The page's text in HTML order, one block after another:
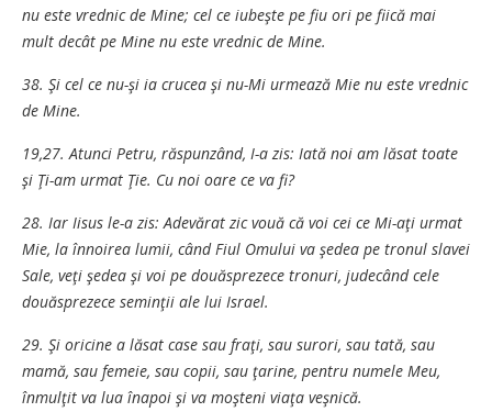
nu este vrednic de Mine; cel ce iubeşte pe fiu ori pe fiică mai
mult decât pe Mine nu este vrednic de Mine.
38. Şi cel ce nu-şi ia crucea şi nu-Mi urmează Mie nu este vrednic
de Mine.
19,27. Atunci Petru, răspunzând, I-a zis: Iată noi am lăsat toate
şi Ţi-am urmat Ţie. Cu noi oare ce va fi?
28. Iar Iisus le-a zis: Adevărat zic vouă că voi cei ce Mi-aţi urmat
Mie, la înnoirea lumii, când Fiul Omului va şedea pe tronul slavei
Sale, veţi şedea şi voi pe douăsprezece tronuri, judecând cele
douăsprezece seminţii ale lui Israel.
29. Şi oricine a lăsat case sau fraţi, sau surori, sau tată, sau
mamă, sau femeie, sau copii, sau ţarine, pentru numele Meu,
înmulţit va lua înapoi şi va moşteni viaţa veşnică.